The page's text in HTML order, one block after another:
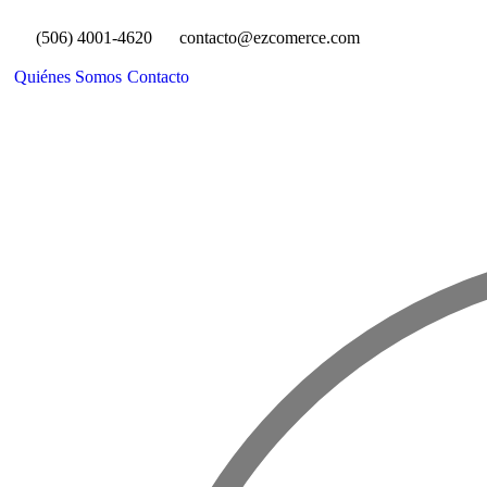
(506) 4001-4620 contacto@ezcomerce.com
Quiénes Somos Contacto